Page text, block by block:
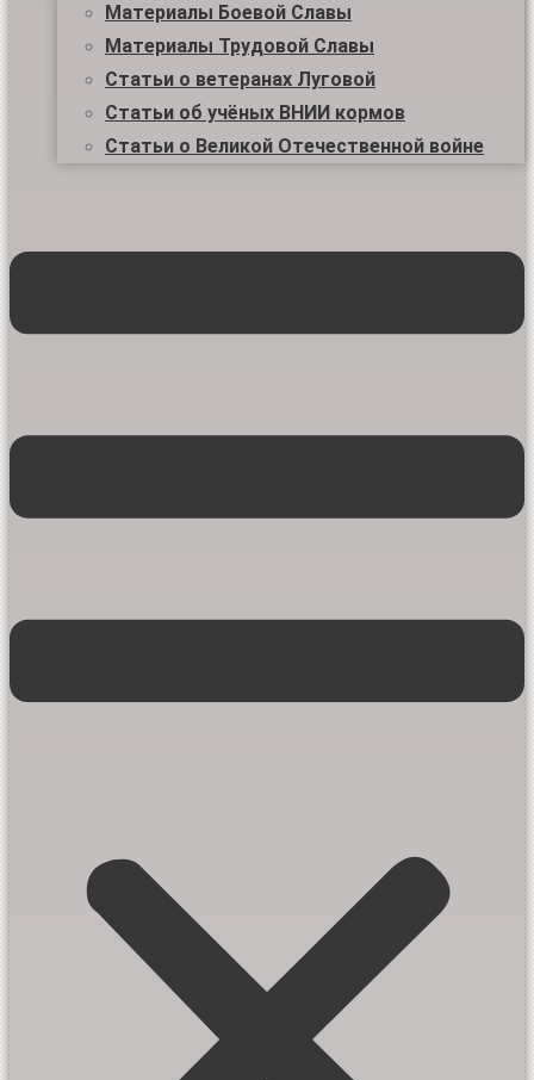
Материалы Боевой Славы
Материалы Трудовой Славы
Статьи о ветеранах Луговой
Статьи об учёных ВНИИ кормов
Статьи о Великой Отечественной войне